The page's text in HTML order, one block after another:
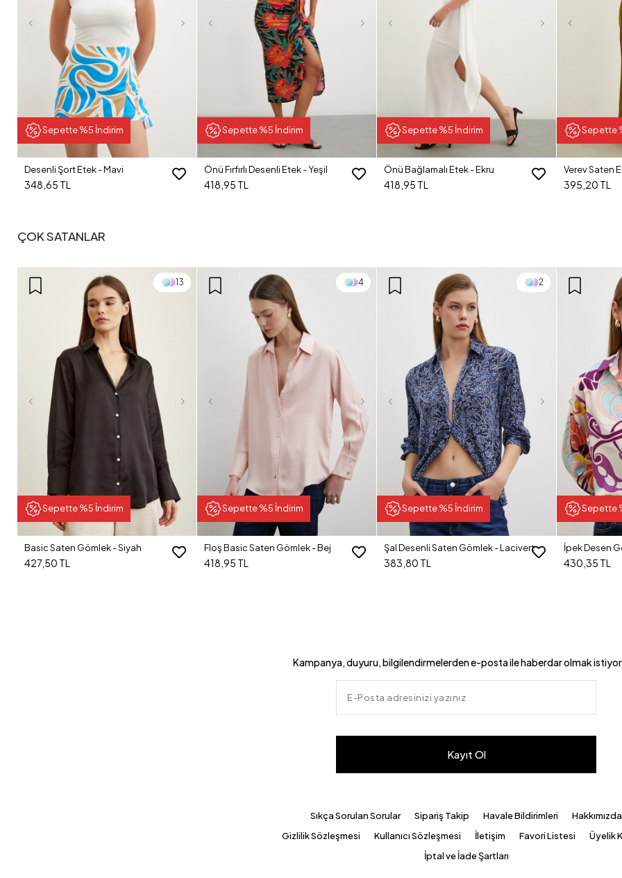
Sepette %5 İndirim
Desenli Şort Etek - Mavi
348,65 TL
Sepette %5 İndirim
Önü Fırfırlı Desenli Etek - Yeşil
418,95 TL
Sepette %5 İndirim
Önü Bağlamalı Etek - Ekru
418,95 TL
Sepette
Verev Saten
395,20 TL
ÇOK SATANLAR
Sepette %5 İndirim
13
Basic Saten Gömlek - Siyah
427,50 TL
Sepette %5 İndirim
4
Floş Basic Saten Gömlek - Bej
418,95 TL
Sepette %5 İndirim
2
Şal Desenli Saten Gömlek - Lacivert
383,80 TL
Sepette
İpek Desen
430,35 TL
Kampanya, duyuru, bilgilendirmelerden e-posta ile haberdar olmak
Kayıt Ol
Sıkça Sorulan Sorular Sipariş Takip Havale Bildirimleri
Hakkımızda
Gizlilik Sözleşmesi
Kullanıcı Sözleşmesi İletişim Favori Listesi
Üyelik
İptal ve İade Şartları